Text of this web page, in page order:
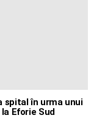
spital în urma unui
Eforie Sud